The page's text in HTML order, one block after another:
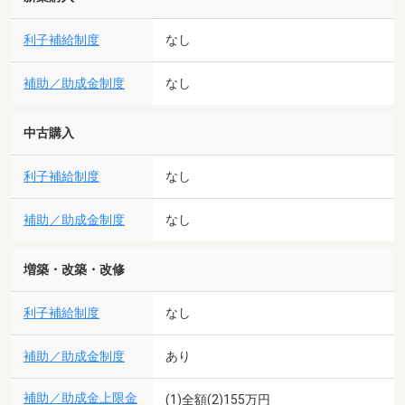
利子補給制度 なし
補助／助成金制度 なし
中古購入
利子補給制度 なし
補助／助成金制度 なし
増築・改築・改修
利子補給制度 なし
補助／助成金制度 あり
補助／助成金上限金 (1)全額(2)155万円